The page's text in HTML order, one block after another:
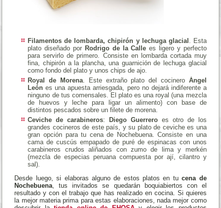
Filamentos de lombarda, chipirón y lechuga glacial . Esta
plato diseñado por Rodrigo de la Calle es ligero y perfecto
para servirlo de primero. Consiste en lombarda cortada muy
fina, chipirón a la plancha, una guarnición de lechuga glacial
como fondo del plato y unos chips de ajo.
Royal de Morena. Este extraño plato del cocinero Ángel
León es una apuesta arriesgada, pero no dejará indiferente a
ninguno de tus comensales. El plato es una royal (una mezcla
de huevos y leche para ligar un alimento) con base de
distintos pescados sobre un filete de morena.
Ceviche de carabineros:Diego Guerrero es otro de los
grandes cocineros de este país, y su plato de ceviche es una
gran opción para tu cena de Nochebuena. Consiste en una
cama de cuscús empapado de puré de espinacas con unos
carabineros crudos aliñados con zumo de lima y merkén
(mezcla de especias peruana compuesta por ají, cilantro y
sal).
Desde luego, si elaboras alguno de estos platos en tucena de
Nochebuena , tus invitados se quedarán boquiabiertos con el
resultado y con el trabajo que has realizado en cocina. Si quieres
la mejor materia prima para estas elaboraciones, nada mejor como